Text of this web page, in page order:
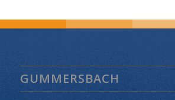
GUMMERSBACH